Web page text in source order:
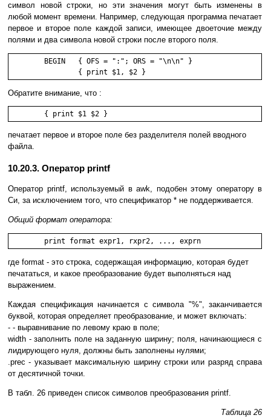
символ новой строки, но эти значения могут быть изменены в
любой момент времени. Например, следующая программа печатает
первое и второе поле каждой записи, имеющее двоеточие между
полями и два символа новой строки после второго поля.
        BEGIN   { OFS = ":"; ORS = "\n\n" }
                { print $1, $2 }
Обратите внимание, что :
	{ print $1 $2 }
печатает первое и второе поле без разделителя полей вводного
файла.
10.20.3. Оператор printf
Оператор printf, используемый в awk, подобен этому оператору в
Си, за исключением того, что спецификатор * не поддерживается.
Общий формат оператора:
	print format expr1, rxpr2, ..., exprn
где format - это строка, содержащая информацию, которая будет
печататься, и какое преобразование будет выполняться над
выражением.
Каждая спецификация начинается с символа "%", заканчивается
буквой, которая определяет преобразование, и может включать:
- - выравнивание по левому краю в поле;
width - заполнить поле на заданную ширину; поля, начинающиеся с
лидирующего нуля, должны быть заполнены нулями;
.prec - указывает максимальную ширину строки или разряд справа
от десятичной точки.
В табл. 26 приведен список символов преобразования printf.
Таблица 26